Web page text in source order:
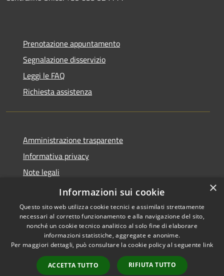
Prenotazione appuntamento
Segnalazione disservizio
Leggi le FAQ
Richiesta assistenza
Amministrazione trasparente
Informativa privacy
Note legali
Dichiarazione di accessibilità
Accessibilità
Copyright © 2026 • Comune di
Sarnico • Powered by
Municipium•
Accesso
×
Informazioni sui cookie
Questo sito web utilizza cookie tecnici e assimilati strettamente
necessari al corretto funzionamento e alla navigazione del sito,
nonché un cookie tecnico analitico al solo fine di elaborare
informazioni statistiche, aggregate e anonime.
Per maggiori dettagli, può consultare la cookie policy al seguente link
ACCETTA TUTTO RIFIUTA TUTTO